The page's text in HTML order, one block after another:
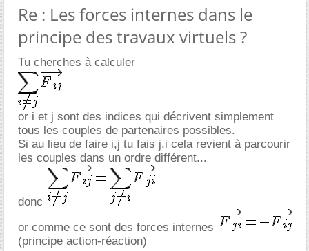
Re : Les forces internes dans le
principe des travaux virtuels ?
Tu cherches à calculer
or i et j sont des indices qui décrivent simplement
tous les couples de partenaires possibles.
Si au lieu de faire i,j tu fais j,i cela revient à parcourir
les couples dans un ordre différent...
donc
or comme ce sont des forces internes
(principe action-réaction)